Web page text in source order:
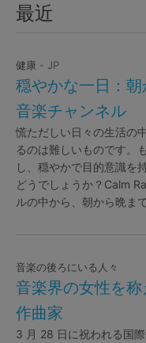
最近
健康 - JP
穏やかな一日：
音楽チャンネル
慌ただしい日々の生活の
るのは難しいものです。
し、穏やかで目的意識を
どうでしょうか？Calm
ルの中から、朝から晩ま
音楽の後ろにいる人々
音楽界の女性を
作曲家
3 月 28 日に祝われる国